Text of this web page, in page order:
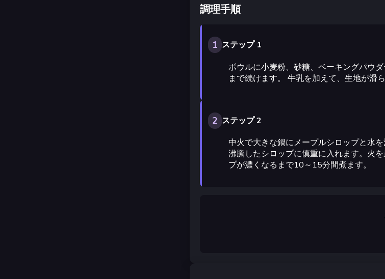
調理手順
1 ステップ 1
ボウルに小麦粉、砂糖、ベーキングパウ
まで続けます。 牛乳を加えて、生地が滑
2 ステップ 2
中火で大きな鍋にメープルシロップと水
沸騰したシロップに慎重に入れます。火
プが濃くなるまで10～15分間煮ます。